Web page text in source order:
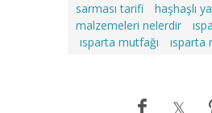
sarması tarifi
haşhaşlı
malzemeleri nelerdir
ısparta mutfağı
ısparta